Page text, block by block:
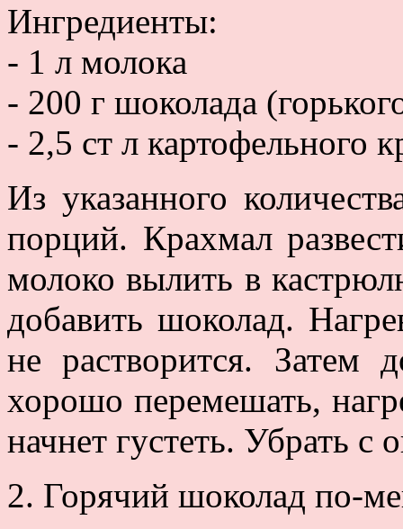
Ингредиенты:
- 1 л молока
- 200 г шоколада
- 2,5 ст л картофельного
Из указанного
порций. Крахмал
молоко вылить в
добавить шоколад.
не растворится. Затем
хорошо перемешать,
начнет густеть. Убрать с
2. Горячий шоколад по-